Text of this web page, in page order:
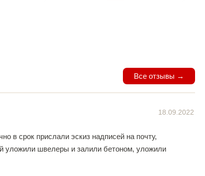
Все отзывы →
18.09.2022
в срок прислали эскиз надписей на почту,
уложили швелеры и залили бетоном, уложили